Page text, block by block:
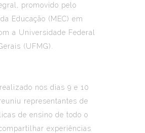
promovido pelo
Educação (MEC) em
a Universidade Federal
(UFMG).
nos dias 9 e 10
representantes de
de ensino de todo o
experiências